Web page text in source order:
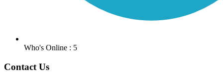
Who's Online : 5
Contact Us